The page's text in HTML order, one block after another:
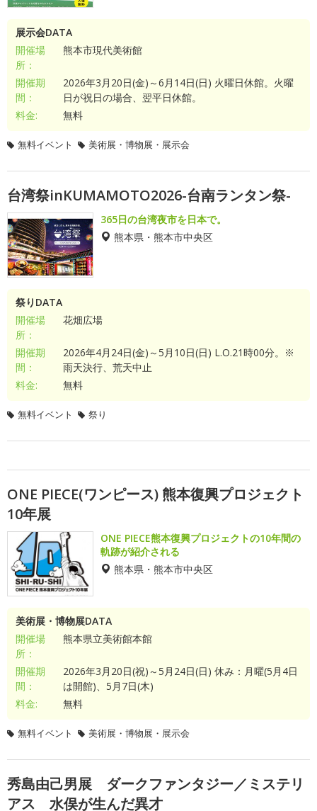
展示会DATA
開催場
所：
熊本市現代美術館
開催期
間：
2026年3月20日(金)～6月14日(日) 火曜日休館。火曜
日が祝日の場合、翌平日休館。
料金:
無料
無料イベント 美術展・博物展・展示会
台湾祭inKUMAMOTO2026-台南ランタン祭-
365日の台湾夜市を日本で。
熊本県・熊本市中央区
祭りDATA
開催場
所：
花畑広場
開催期
間：
2026年4月24日(金)～5月10日(日) L.O.21時00分。※
雨天決行、荒天中止
料金:
無料
無料イベント 祭り
ONE PIECE(ワンピース) 熊本復興プロジェクト
10年展
ONE PIECE熊本復興プロジェクトの10年間の
軌跡が紹介される
熊本県・熊本市中央区
美術展・博物展DATA
開催場
所：
熊本県立美術館本館
開催期
間：
2026年3月20日(祝)～5月24日(日) 休み：月曜(5月4日
は開館)、5月7日(木)
料金:
無料
無料イベント 美術展・博物展・展示会
秀島由己男展 ダークファンタジー／ミステリ
アス 水俣が生んだ異才